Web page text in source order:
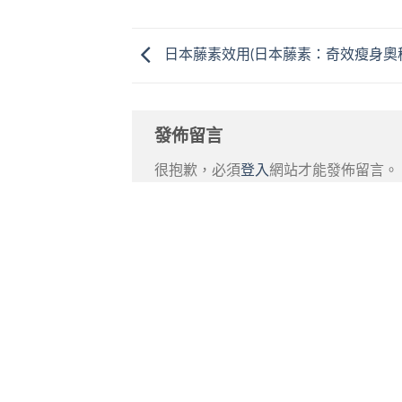
日本藤素效用(日本藤素：奇效瘦身奧
發佈留言
很抱歉，必須登入網站才能發佈留言。